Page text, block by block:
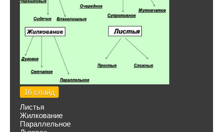
16 слайд
Листья
Жилкование
Параллельное